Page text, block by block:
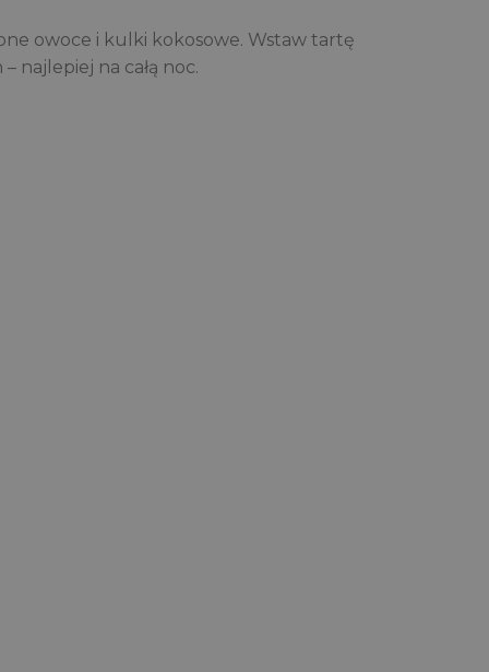
owoce i kulki kokosowe. Wstaw tartę
najlepiej na całą noc.